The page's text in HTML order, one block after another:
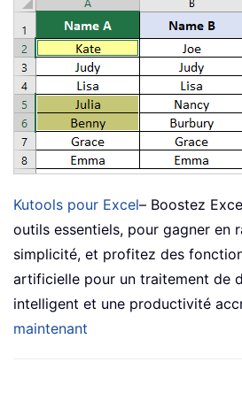
Kutools pour Excel– Boostez
outils essentiels, pour gagner en
simplicité, et profitez des
artificielle pour un traitement de
intelligent et une productivité
maintenant